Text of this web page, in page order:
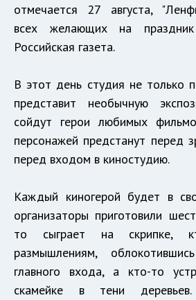
отмечается 27 августа,
всех желающих на
Российская газета.
В этот день студия не только
представит необычную
сойдут герои любимых
персонажей предстанут перед
перед входом в киностудию.
Каждый киногерой будет в
организаторы приготовили
то сыграет на скрипке,
размышлениям,
главного входа, а кто-то
скамейке в тени